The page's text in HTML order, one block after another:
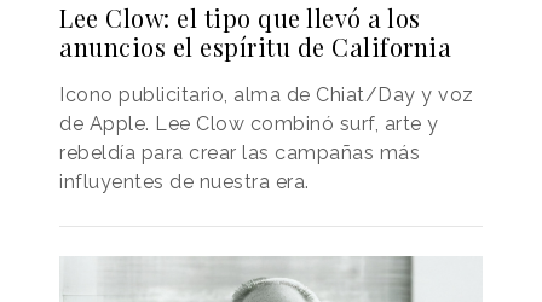
Lee Clow: el tipo que llevó a los
anuncios el espíritu de California
Icono publicitario, alma de Chiat/Day y voz
de Apple. Lee Clow combinó surf, arte y
rebeldía para crear las campañas más
influyentes de nuestra era.